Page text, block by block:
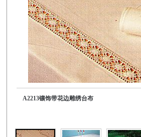
A2213镶饰带花边雕绣台布